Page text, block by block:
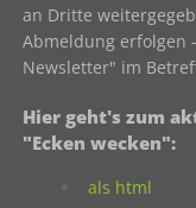
an Dritte
Abmeldung erfolgen
Newsletter" im
Hier geht's zum
"Ecken wecken":
als html